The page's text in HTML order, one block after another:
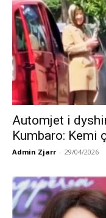
Automjet i
Kumbaro: Kemi
Admin Zjarr - 29/04/2026